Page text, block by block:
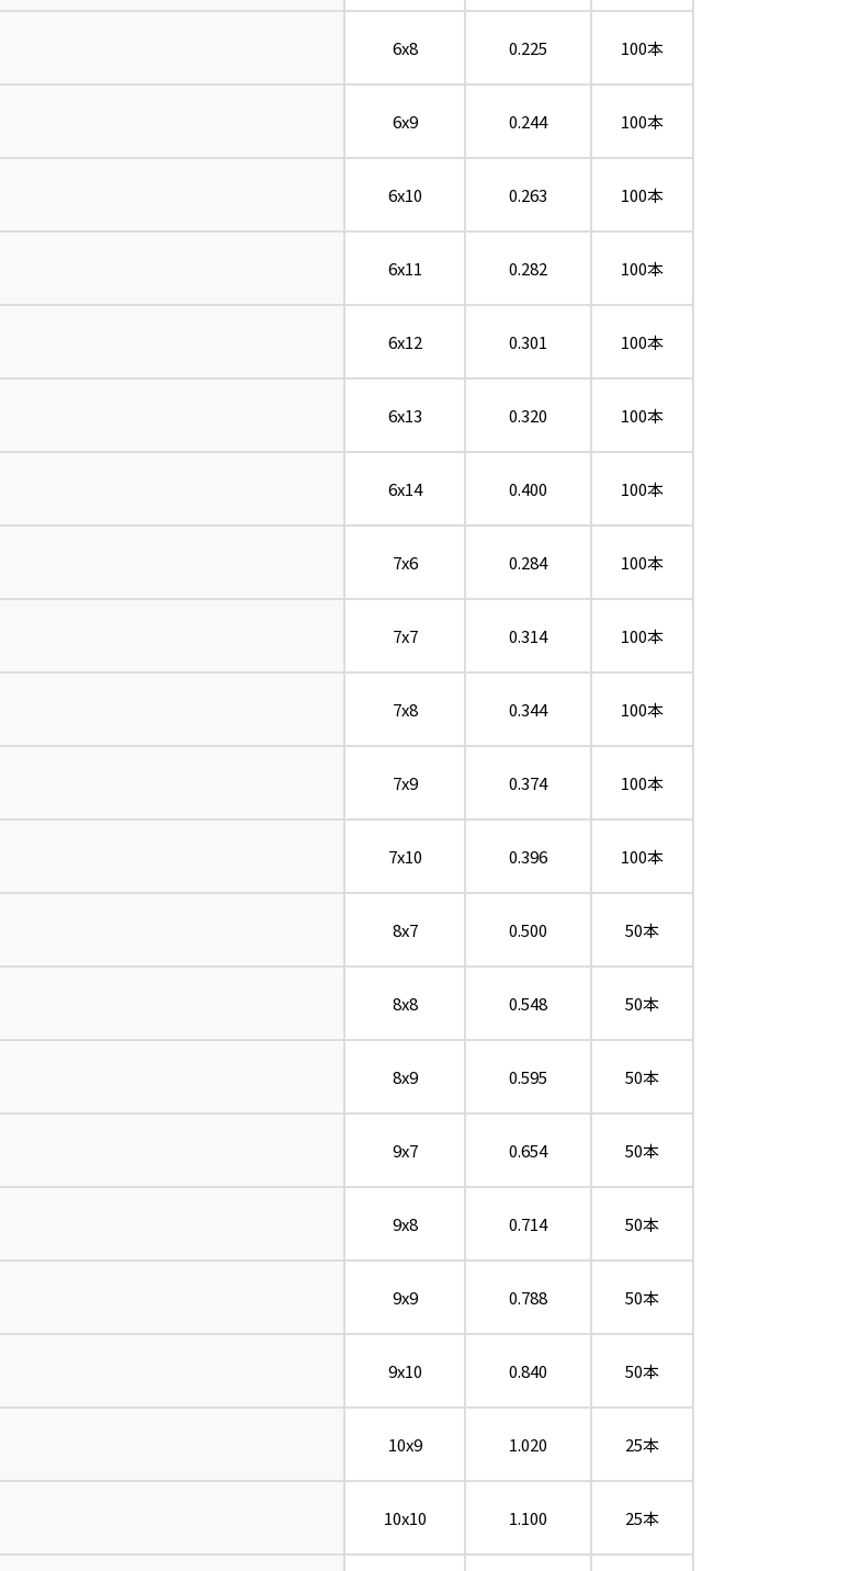
6x8 0.225 100本
6x9 0.244 100本
6x10 0.263 100本
6x11 0.282 100本
6x12 0.301 100本
6x13 0.320 100本
6x14 0.400 100本
7x6 0.284 100本
7x7 0.314 100本
7x8 0.344 100本
7x9 0.374 100本
7x10 0.396 100本
8x7 0.500 50本
8x8 0.548 50本
8x9 0.595 50本
9x7 0.654 50本
9x8 0.714 50本
9x9 0.788 50本
9x10 0.840 50本
10x9 1.020 25本
10x10 1.100 25本